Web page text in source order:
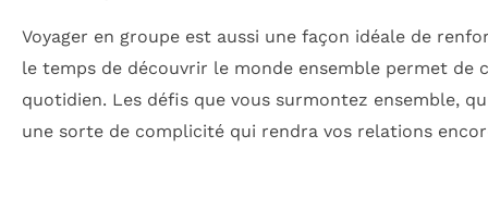
Voyager en groupe est aussi une façon idéale de
le temps de découvrir le monde ensemble permet de
quotidien. Les défis que vous surmontez ensemble,
une sorte de complicité qui rendra vos relations